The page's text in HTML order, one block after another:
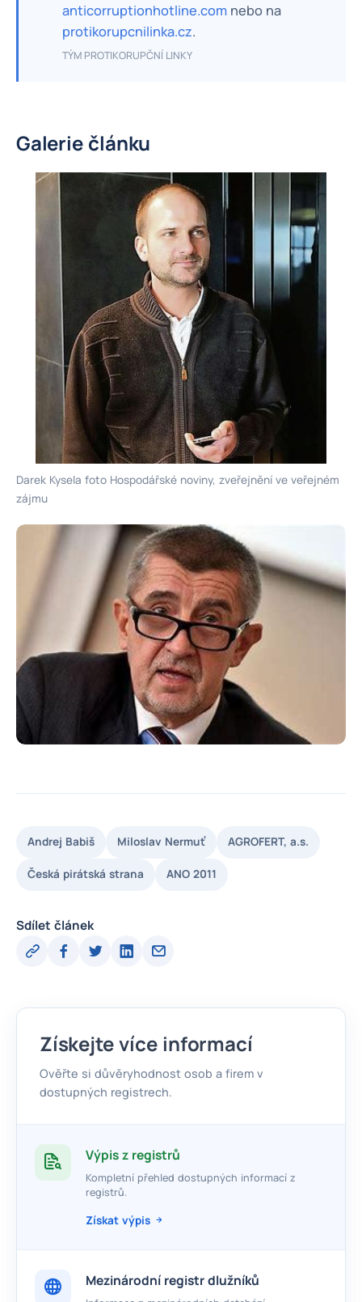
anticorruptionhotline.com nebo na
protikorupcnilinka.cz.
TÝM PROTIKORUPČNÍ LINKY
Galerie článku
Darek Kysela foto Hospodářské noviny, zveřejnění ve veřejném
zájmu
Andrej Babiš Miloslav Nermuť AGROFERT, a.s.
Česká pirátská strana ANO 2011
Sdílet článek
Získejte více informací
Ověřte si důvěryhodnost osob a firem v
dostupných registrech.
Výpis z registrů
Kompletní přehled dostupných informací z
registrů.
Získat výpis
Mezinárodní registr dlužníků